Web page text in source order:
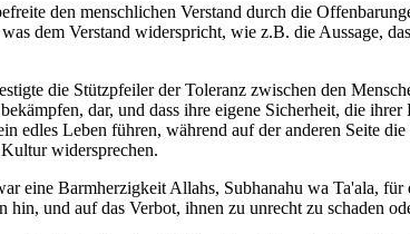
den menschlichen Verstand durch die
dem Verstand widerspricht, wie z.B. die Aussage,
die Stützpfeiler der Toleranz zwischen den
dar, und dass ihre eigene Sicherheit, die
edles Leben führen, während auf der anderen Seite
widersprechen.
eine Barmherzigkeit Allahs, Subhanahu wa Ta'ala,
und auf das Verbot, ihnen zu unrecht zu schaden